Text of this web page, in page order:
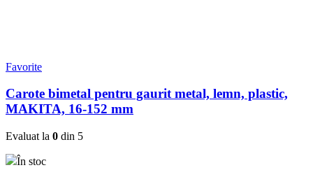
Favorite
Carote bimetal pentru gaurit metal, lemn, plastic,
MAKITA, 16-152 mm
Evaluat la 0 din 5
În stoc